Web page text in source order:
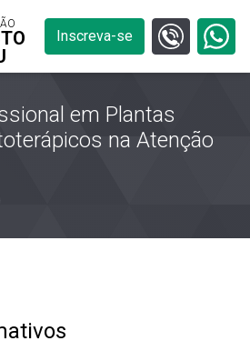
Inscreva-se
em Plantas
na Atenção